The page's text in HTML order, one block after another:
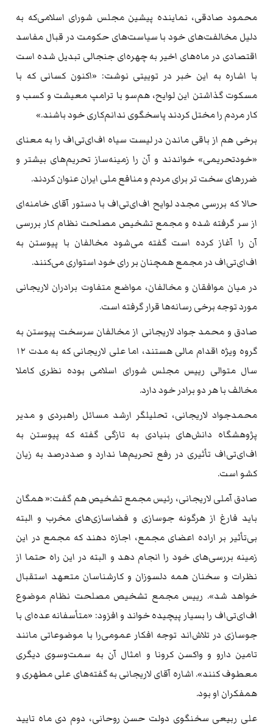
محمود صادقی، نماینده پیشین مجلس شورای اسلامی‌که به
دلیل مخالفت‌های خود با سیاست‌های حکومت در قبال مفاسد
اقتصادی در ماه‌های اخیر به چهره‌ای جنجالی تبدیل شده است
با اشاره به این خبر در توییتی نوشت: «اکنون کسانی که با
مسکوت گذاشتن این لوایح، هم‌سو با ترامپ معیشت و کسب و
کار مردم را مختل کردند پاسخگوی ندانم‌کاری خود باشند.»
برخی هم از باقی ماندن در لیست سیاه اف‌ای‌تی‌اف را به معنای
«خودتحریمی» خواندند و آن را زمینه‌ساز تحریم‌های بیشتر و
ضرر‌های سخت تر برای مردم و منافع ملی ایران عنوان کردند.
حالا که بررسی مجدد لوایح اف‌ای‌تی‌اف با دستور آقای خامنه‌ای
‌از سر گرفته شده و مجمع تشخیص مصلحت نظام کار بررسی
آن را آغاز کرده است گفته می‌شود مخالفان با پیوستن به
اف‌ای‌تی‌اف در مجمع همچنان بر رای خود استواری می‌کنند.
در میان موافقان و مخالفان، مواضع متفاوت برادران لاریجانی
مورد توجه برخی رسانه‌ها قرار گرفته است.
صادق و محمد جواد لاریجانی از مخالفان سرسخت پیوستن به
گروه ویژه اقدام مالی هستند، اما علی لاریجانی که به مدت ۱۲
سال متوالی رییس مجلس شورای اسلامی ‌بوده نظری کاملا
مخالف با هر دو برادر خود دارد.
محمدجواد لاریجانی، تحلیلگر ارشد مسائل راهبردی و مدیر
پژوهشگاه دانش‌های بنیادی به تازگی گفته که پیوستن به
اف‌ای‌تی‌اف تأثیری در رفع تحریم‌ها ندارد و صددرصد به زیان
کشو است.
صادق آملی لاریجانی، رئیس مجمع تشخیص هم گفت:« همگان
باید فارغ از هرگونه جوسازی و فضاسازی‌های مخرب و البته
بی‌تأثیر بر اراده اعضای مجمع، اجازه دهند که مجمع در این
زمینه بررسی‌های خود را انجام دهد و البته در این راه حتما از
نظرات و سخنان همه دلسوزان و کارشناسان متعهد استقبال
خواهد شد». رییس مجمع تشخیص مصلحت نظام موضوع
اف‌ای‌تی‌اف را بسیار پیچیده خواند و افزود: «متأسفانه عده‌ای با
جوسازی در تلاش‌اند توجه افکار عمومی‌را با موضوعاتی مانند
تامین دارو و واکسن کرونا و امثال آن به سمت‌و‌سوی دیگری
معطوف کنند». اشاره آقای لاریجانی به گفته‌های علی مطهری و
همفکران او بود.
علی ربیعی سخنگوی دولت حسن روحانی، دوم دی ماه تایید